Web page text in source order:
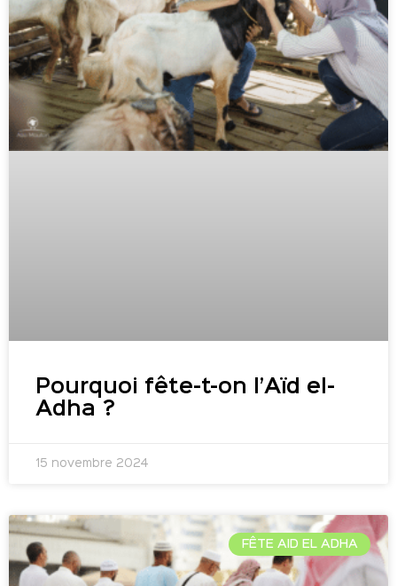
Pourquoi fête-t-on l’Aïd el-
Adha ?
15 novembre 2024
FÊTE AID EL ADHA